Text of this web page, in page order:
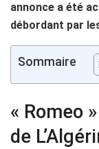
annonce a été
débordant par
Sommaire
« Romeo
de